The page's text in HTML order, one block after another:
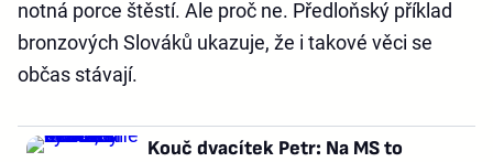
notná porce štěstí. Ale proč ne. Předloňský příklad
bronzových Slováků ukazuje, že i takové věci se
občas stávají.
Kouč dvacítek Petr: Na MS to